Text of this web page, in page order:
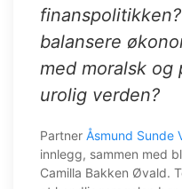
balansere
med moralsk og
urolig verden?
Partner Åsmund Sunde
innlegg, sammen med
Camilla Bakken Øvald.